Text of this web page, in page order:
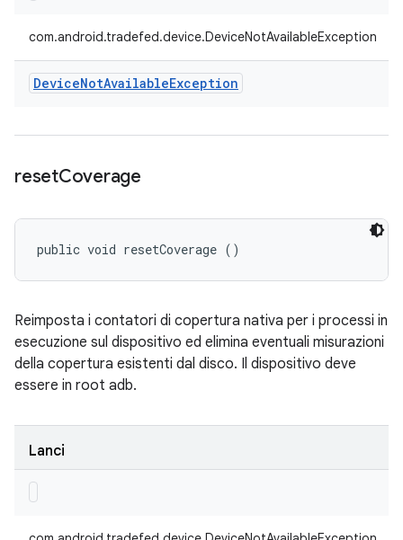
com.android.tradefed.device.DeviceNotAvailableException
DeviceNotAvailableException
resetCoverage
public void resetCoverage ()
Reimposta i contatori di copertura nativa per i processi in
esecuzione sul dispositivo ed elimina eventuali misurazioni
della copertura esistenti dal disco. Il dispositivo deve
essere in root adb.
Lanci